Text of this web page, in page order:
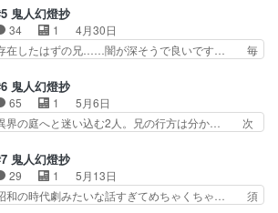
フラグかとドキドキした… 鬼が出て人を襲う、
は惨殺、女はさらう、… 前回から3年後、行き
けのそば屋で辻斬り…
人間を殺めてしまっているのがめちゃ… 世界で
目にヒトを殺しているのはヒトな… 今期1番
容複雑でヤバイアニメだよこんな… 奈津と3年
前々回）ぶりの再会と同時に辻… すんなり頭に
思わしき鬼へ怒りのあまり… 辻斬りになった経
も、その結果愛していた… タイトル通りのクソ
ャラ来ましたね最後 …
鬼人幻燈抄
34 1
4月30日
在したはずの兄……闇が深そうで良いです… 毎
ソードの作り込みに対して、妹に迫る… この蕎
屋まだ出てくるんか。兄を誰も覚え… 上に兄が
たっておかしくはないだろ。死ぬ… いやぁ安濃
督のOVA『妖魔』を思い出し… なるほど、ミウ
在衛はある奇妙な悩みを… これで喜ぶのなんて
作ファンだけややっぱ… 犯人はこの中に…いな
そうか？ 展開の予…
鬼人幻燈抄
65 1
5月6日
界の庭へと迷い込む2人。兄の行方は分か… 次
こう久々に『あ、そういう事！？』っ… 残り
分怒涛の激アツ展開の応酬で腰抜か… 童女の
優が茅野さんで、最初蕎麦屋の店員… 非常に後
の良い結末に泣きました。三浦氏… 集中して見
鬼人幻燈抄
29 1
5月13日
和の時代劇みたいな話すぎてめちゃくちゃ… 須